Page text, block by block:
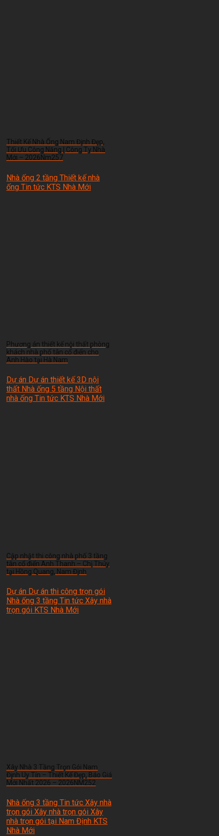
Thiết Kế Nhà Ống Nam Định Đẹp,
Tối Ưu Công Năng | Công Ty Nhà
Mới – 2026Nm257
Nhà ống 2 tầng Thiết kế nhà
ống Tin tức KTS Nhà Mới
Phương án thiết kế nội thất phòng
khách nhà phố tân cổ điển cho
Anh Hào tại Hà Nam
Dự án Dự án thiết kế 3D nội
thất Nhà ống 5 tầng Nội thất
nhà ống Tin tức KTS Nhà Mới
Cập nhật thi công nhà phố 3 tầng
tân cổ điển Anh Thanh – Chị Thúy
tại Hồng Quang, Nam Định
Dự án Dự án thi công trọn gói
Nhà ống 3 tầng Tin tức Xây nhà
trọn gói KTS Nhà Mới
Xây Nhà 3 Tầng Trọn Gói Nam
Định Uy Tín – Thiết Kế Đẹp, Báo Giá
Mới Nhất 2026 – 2026NM252
Nhà ống 3 tầng Tin tức Xây nhà
trọn gói Xây nhà trọn gói Xây
nhà trọn gói tại Nam Định KTS
Nhà Mới